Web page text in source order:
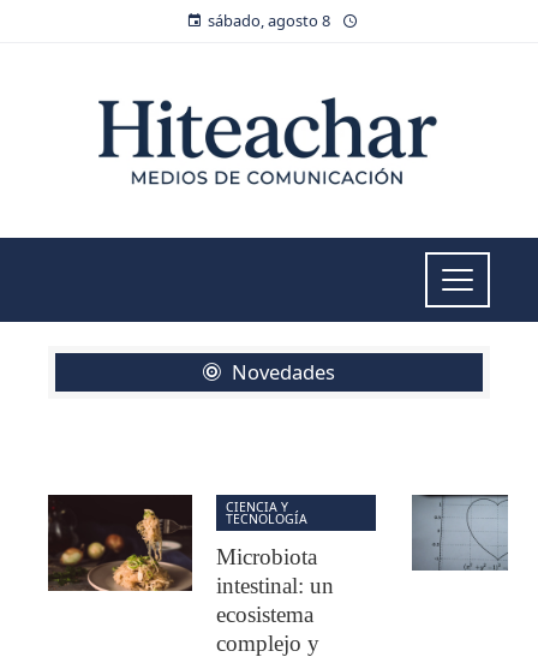
sábado, agosto 8
Novedades
CIENCIA Y
TECNOLOGÍA
Microbiota
intestinal: un
ecosistema
complejo y